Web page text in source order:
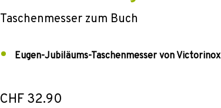
Taschenmesser zum Buch
Eugen-Jubiläums-Taschenmesser von Victorinox
CHF 32.90